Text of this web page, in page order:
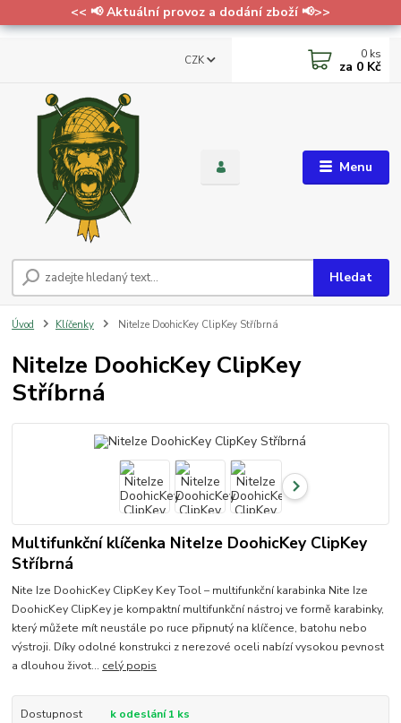
<< 📢 Aktuální provoz a dodání zboží 📢>>
Menu
CZK
Hledat
0 ks
za 0 Kč
Úvod Klíčenky NiteIze DoohicKey ClipKey Stříbrná
NiteIze DoohicKey ClipKey
Stříbrná
Multifunkční klíčenka NiteIze DoohicKey ClipKey
Stříbrná
Nite Ize DoohicKey ClipKey Key Tool – multifunkční karabinka Nite Ize
DoohicKey ClipKey je kompaktní multifunkční nástroj ve formě karabinky,
který můžete mít neustále po ruce připnutý na klíčence, batohu nebo
výstroji. Díky odolné konstrukci z nerezové oceli nabízí vysokou pevnost
a dlouhou život... celý popis
Dostupnost
k odeslání 1 ks